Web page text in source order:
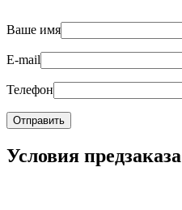
Ваше имя
E-mail
Телефон
Условия предзаказа